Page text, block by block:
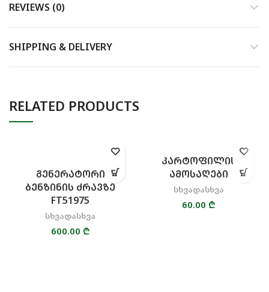
REVIEWS (0)
SHIPPING & DELIVERY
RELATED PRODUCTS
ᲒᲔᲜᲔᲠᲐᲢᲝᲠᲘ
ᲑᲔᲜᲖᲘᲜᲘᲡ ᲫᲠᲐᲕᲖᲔ
FT51975
სხვადასხვა
600.00 ₾
ᲙᲐᲠᲢᲝᲤᲘᲚᲘᲡ
ᲐᲛᲝᲡᲐᲦᲔᲑᲘ
სხვადასხვა
60.00 ₾